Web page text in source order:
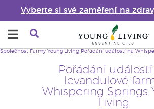
Vyberte si své zaměření na
Pořádání událostí
levandulové
Whispering Springs
Living
Společnost Farmy Young Living Pořádání událostí na